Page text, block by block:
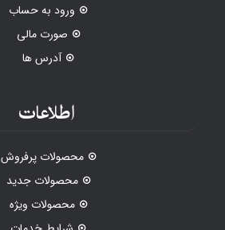
ورود به حساب
صورت مالی
آدرس ها
اطلاعات
محصولات پرفروش
محصولات جدید
محصولات ویژه